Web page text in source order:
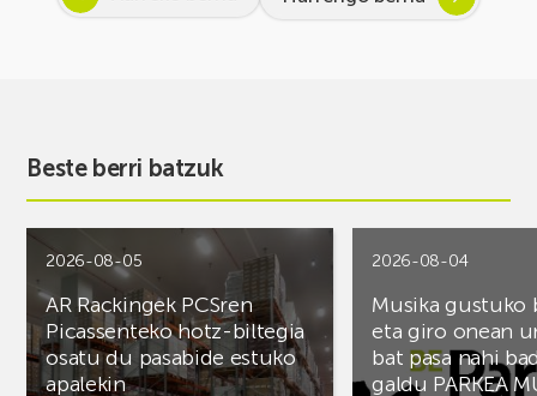
Beste berri batzuk
2026-08-05
AR Rackingek PCSren
Picassenteko hotz-biltegia
osatu du pasabide estuko
apalekin
2026-08-04
Musika gustuko
eta giro onean
bat pasa nahi
galdu PARKEA